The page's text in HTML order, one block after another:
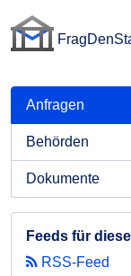
Anfragen
Behörden
Dokumente
Feeds für
RSS-Feed